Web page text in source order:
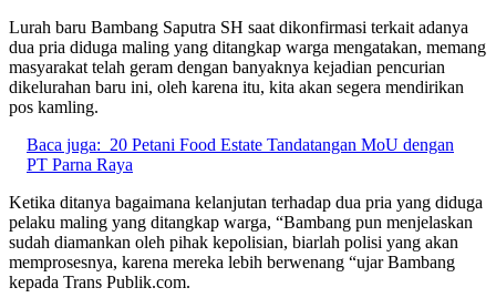
Lurah baru Bambang Saputra SH saat dikonfirmasi terkait adanya
dua pria diduga maling yang ditangkap warga mengatakan, memang
masyarakat telah geram dengan banyaknya kejadian pencurian
dikelurahan baru ini, oleh karena itu, kita akan segera mendirikan
pos kamling.
Baca juga: 20 Petani Food Estate Tandatangan MoU dengan
PT Parna Raya
Ketika ditanya bagaimana kelanjutan terhadap dua pria yang diduga
pelaku maling yang ditangkap warga, “Bambang pun menjelaskan
sudah diamankan oleh pihak kepolisian, biarlah polisi yang akan
memprosesnya, karena mereka lebih berwenang “ujar Bambang
kepada Trans Publik.com.